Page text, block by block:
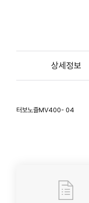
상세정보
터보노즐MV400- 04